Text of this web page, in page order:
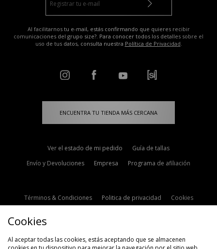
Al facilitarnos tu e-mail, estás confirmando que quieres recibir
comunicaciones del grupo size?. Para conocer todos los detalles sobre el
uso de tus datos, consulta nuestra Política de Privacidad.
ENCUENTRA TU TIENDA MÁS CERCANA
Ver el estado de mi pedido
Guía de tallas
Envío y Devoluciones
Empresa Programa de afiliación
Términos & Condiciones Politica de privacidad
Cookies
Cookies
Al aceptar todas las cookies, estás aceptando que se almacenen